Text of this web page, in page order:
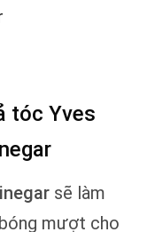
tóc Yves
sẽ làm
mượt cho